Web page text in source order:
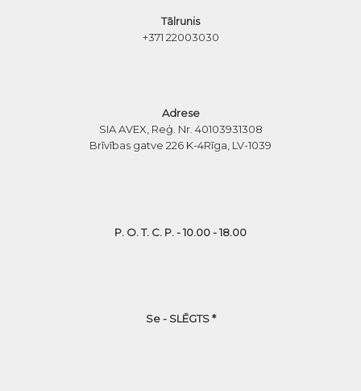
Tālrunis
+371 22003030
Adrese
SIA AVEX, Reģ. Nr. 40103931308
Brīvības gatve 226 K-4Rīga, LV-1039
P. O. T. C. P. - 10.00 - 18.00
Se - SLĒGTS *